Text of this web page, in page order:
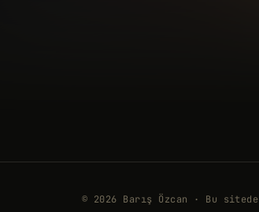
© 2026 Barış Özcan · Bu sitede